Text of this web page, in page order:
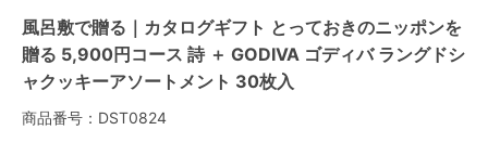
風呂敷で贈る｜カタログギフト とっておきのニッポンを
贈る 5,900円コース 詩 ＋ GODIVA ゴディバ ラングドシ
ャクッキーアソートメント 30枚入
商品番号：DST0824